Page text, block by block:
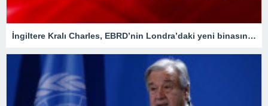
İngiltere Kralı Charles, EBRD’nin Londra’daki yeni binasının açılışına katıldı